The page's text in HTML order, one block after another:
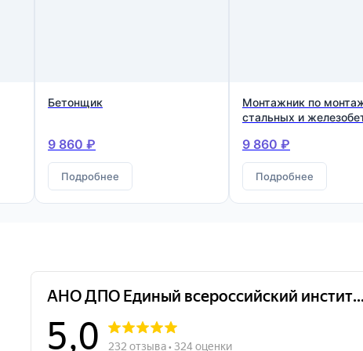
Бетонщик
9 860 ₽
Подробнее
Монтажник по
стальных и
9 860 ₽
Подробнее